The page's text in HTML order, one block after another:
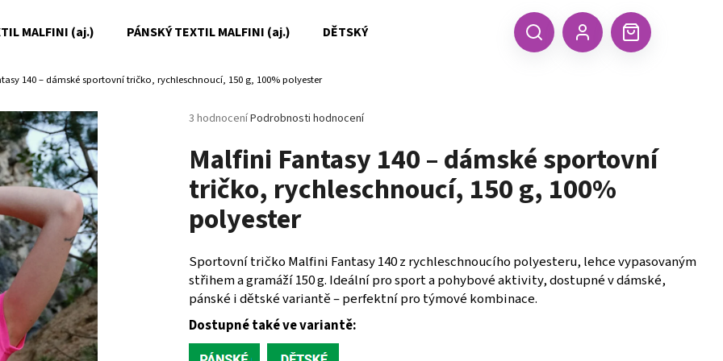
MALFINI (aj.) PÁNSKÝ TEXTIL MALFINI (aj.) DĚTSKÝ TEXTIL MALFINI (aj.) ČEPICE, KŠILTOVKY, ŠÁTKY A
Hledat Nákupní
140 – dámské sportovní tričko, rychleschnoucí, 150 g, 100% polyester
Průměrné
produktu
je
5,0
z
hvězdiček.
3 hodnoceníPodrobnosti hodnocení
Malfini Fantasy 140 – dámské sportovní
tričko, rychleschnoucí, 150 g, 100%
polyester
Sportovní tričko Malfini Fantasy 140 z rychleschnoucího polyesteru, lehce vypasovaným
střihem a gramáží 150 g. Ideální pro sport a pohybové aktivity, dostupné v dámské,
pánské i dětské variantě – perfektní pro týmové kombinace.
Dostupné také ve variantě:
Co potřebujete najít?
HLEDAT
Doporučujeme